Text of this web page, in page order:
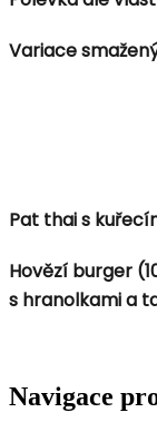
Variace
Pat thai s
Hovězí burger
s hranolkami a
Navigace